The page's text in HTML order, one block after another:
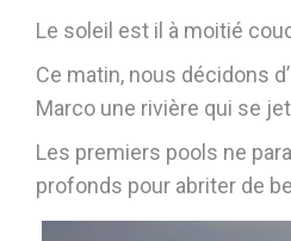
Le soleil est il à moitié
Ce matin, nous décidons
Marco une rivière qui se
Les premiers pools ne
profonds pour abriter de